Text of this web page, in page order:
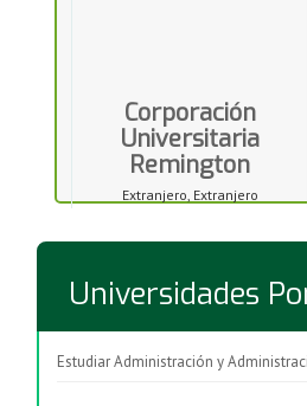
Corporación
Universitaria
Remington
Extranjero, Extranjero
Universidades
Estudiar Administración y